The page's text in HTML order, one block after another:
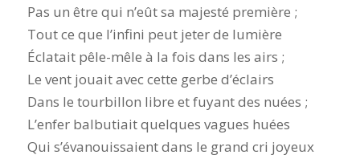
Pas un être qui n’eût sa majesté première ;
Tout ce que l’infini peut jeter de lumière
Éclatait pêle-mêle à la fois dans les airs ;
Le vent jouait avec cette gerbe d’éclairs
Dans le tourbillon libre et fuyant des nuées ;
L’enfer balbutiait quelques vagues huées
Qui s’évanouissaient dans le grand cri joyeux